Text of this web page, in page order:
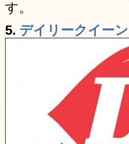
す。
5. デイリークイーン